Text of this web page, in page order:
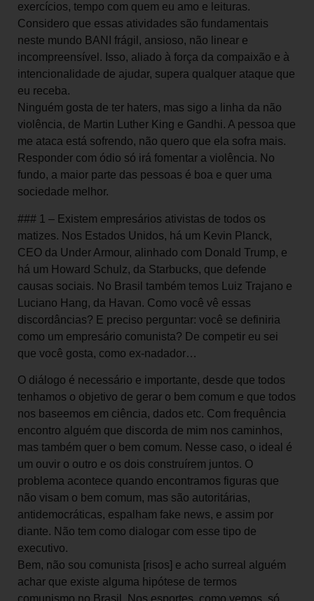
exercícios, tempo com quem eu amo e leituras.
Considero que essas atividades são fundamentais
neste mundo BANI frágil, ansioso, não linear e
incompreensível. Isso, aliado à força da compaixão e à
intencionalidade de ajudar, supera qualquer ataque que
eu receba.
Ninguém gosta de ter haters, mas sigo a linha da não
violência, de Martin Luther King e Gandhi. A pessoa que
me ataca está sofrendo, não quero que ela sofra mais.
Responder com ódio só irá fomentar a violência. No
fundo, a maior parte das pessoas é boa e quer uma
sociedade melhor.
### 1 – Existem empresários ativistas de todos os
matizes. Nos Estados Unidos, há um Kevin Planck,
CEO da Under Armour, alinhado com Donald Trump, e
há um Howard Schulz, da Starbucks, que defende
causas sociais. No Brasil também temos Luiz Trajano e
Luciano Hang, da Havan. Como você vê essas
discordâncias? E preciso perguntar: você se definiria
como um empresário comunista? De competir eu sei
que você gosta, como ex-nadador…
O diálogo é necessário e importante, desde que todos
tenhamos o objetivo de gerar o bem comum e que todos
nos baseemos em ciência, dados etc. Com frequência
encontro alguém que discorda de mim nos caminhos,
mas também quer o bem comum. Nesse caso, o ideal é
um ouvir o outro e os dois construírem juntos. O
problema acontece quando encontramos figuras que
não visam o bem comum, mas são autoritárias,
antidemocráticas, espalham fake news, e assim por
diante. Não tem como dialogar com esse tipo de
executivo.
Bem, não sou comunista [risos] e acho surreal alguém
achar que existe alguma hipótese de termos
comunismo no Brasil. Nos esportes, como vemos, só